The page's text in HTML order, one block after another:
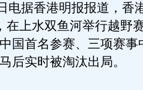
据香港明报报道，香
在上水双鱼河举行越野
国首名参赛、三项赛事
后实时被淘汰出局。